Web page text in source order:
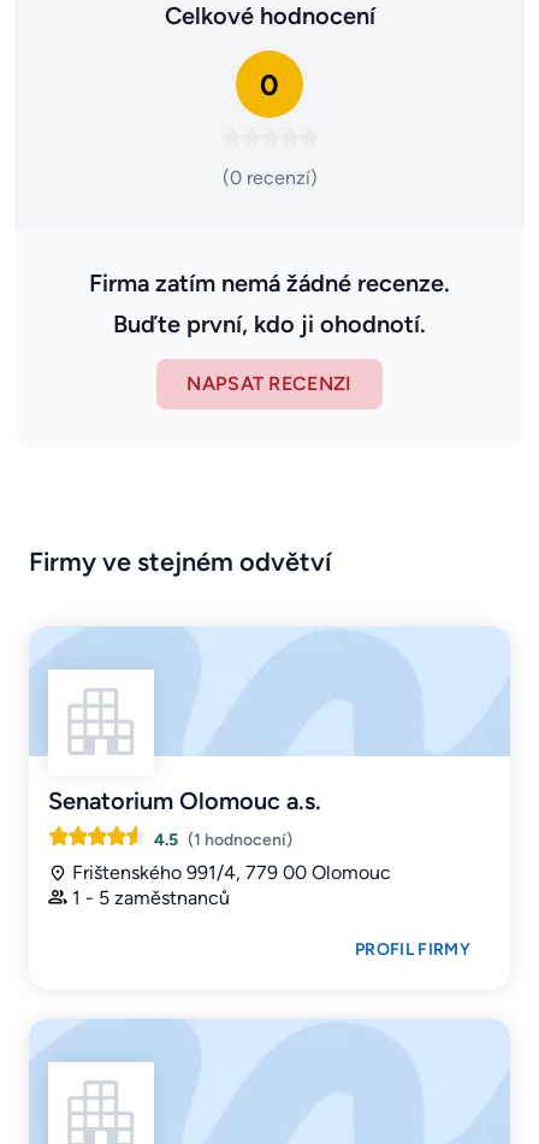
Celkové hodnocení
0
(0 recenzí)
Firma zatím nemá žádné recenze.
Buďte první, kdo ji ohodnotí.
NAPSAT RECENZI
Firmy ve stejném odvětví
Senatorium Olomouc a.s.
4.5 (1 hodnocení)
Frištenského 991/4, 779 00 Olomouc
1 - 5 zaměstnanců
PROFIL FIRMY